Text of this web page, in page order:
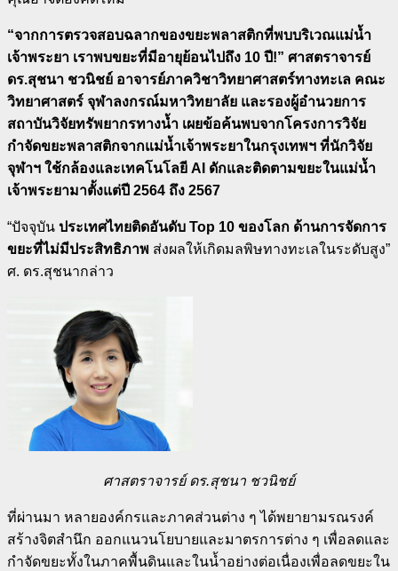
“จากการตรวจสอบฉลากของขยะพลาสติกที่พบบริเวณแม่น้ำ
เจ้าพระยา เราพบขยะที่มีอายุย้อนไปถึง 10 ปี!” ศาสตราจารย์
ดร.สุชนา ชวนิชย์ อาจารย์ภาควิชาวิทยาศาสตร์ทางทะเล คณะ
วิทยาศาสตร์ จุฬาลงกรณ์มหาวิทยาลัย และรองผู้อำนวยการ
สถาบันวิจัยทรัพยากรทางน้ำ เผยข้อค้นพบจากโครงการวิจัย
กำจัดขยะพลาสติกจากแม่น้ำเจ้าพระยาในกรุงเทพฯ ที่นักวิจัย
จุฬาฯ ใช้กล้องและเทคโนโลยี AI ดักและติดตามขยะในแม่น้ำ
เจ้าพระยามาตั้งแต่ปี 2564 ถึง 2567
“ปัจจุบัน ประเทศไทยติดอันดับ Top 10 ของโลก ด้านการจัดการ
ขยะที่ไม่มีประสิทธิภาพ ส่งผลให้เกิดมลพิษทางทะเลในระดับสูง”
ศ. ดร.สุชนากล่าว
ศาสตราจารย์ ดร.สุชนา ชวนิชย์
ที่ผ่านมา หลายองค์กรและภาคส่วนต่าง ๆ ได้พยายามรณรงค์
สร้างจิตสำนึก ออกแนวนโยบายและมาตรการต่าง ๆ เพื่อลดและ
กำจัดขยะทั้งในภาคพื้นดินและในน้ำอย่างต่อเนื่องเพื่อลดขยะใน